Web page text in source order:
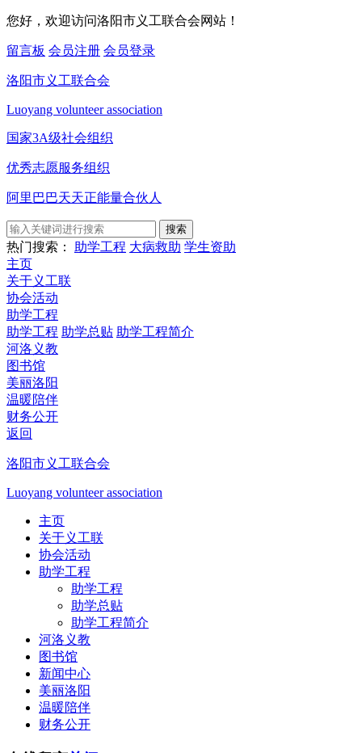
您好，欢迎访问洛阳市义工联合会网站！
留言板 会员注册 会员登录
洛阳市义工联合会
Luoyang volunteer association
国家3A级社会组织
优秀志愿服务组织
阿里巴巴天天正能量合伙人
搜索
热门搜索： 助学工程 大病救助 学生资助
主页
关于义工联
协会活动
助学工程
助学工程 助学总贴 助学工程简介
河洛义教
图书馆
美丽洛阳
温暖陪伴
财务公开
返回
洛阳市义工联合会
Luoyang volunteer association
主页
关于义工联
协会活动
助学工程
助学工程
助学总贴
助学工程简介
河洛义教
图书馆
新闻中心
美丽洛阳
温暖陪伴
财务公开